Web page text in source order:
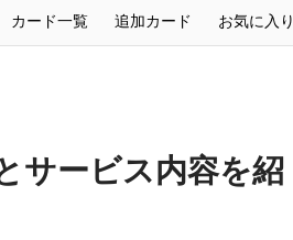
カード一覧 追加カード お気に入り
サービス内容を紹